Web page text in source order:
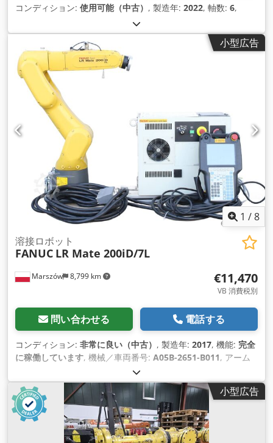
コンディション: 使用可能（中古） , 製造年: 2022, 軸数: 6,
小型広告
1 /8
Marszów 8,799 km
溶接ロボット
FANUC LR Mate 200iD/7L
€11,470
VB 消費税別
問い合わせる 電話する
コンディション: 非常に良い（中古） , 製造年: 2017, 機能: 完全
に稼働しています, 機械／車両番号: A05B-2651-B011, アーム
, 入力電流の種類:
力:7 kg（キログラム）,
小型広告